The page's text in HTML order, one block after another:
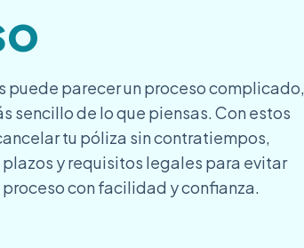
puede parecer un proceso complicado,
sencillo de lo que piensas. Con estos
tu póliza sin contratiempos,
y requisitos legales para evitar
con facilidad y confianza.